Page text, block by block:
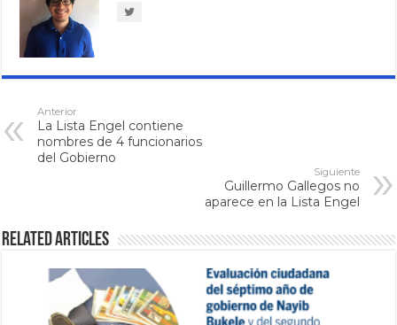
Anterior
La Lista Engel contiene
nombres de 4 funcionarios
del Gobierno
Siguiente
Guillermo Gallegos no
aparece en la Lista Engel
Related Articles